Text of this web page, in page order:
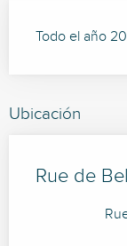
Todo el año
Ubicación
Rue de